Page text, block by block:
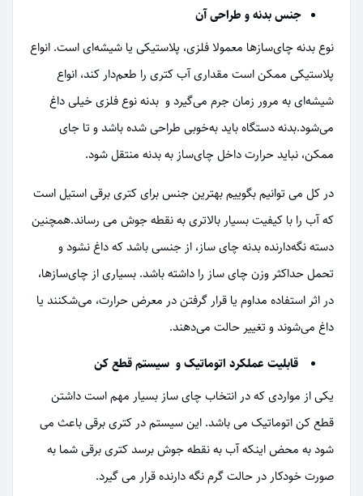
جنس بدنه و طراحی آن
نوع بدنه چای‌سازها معمولا فلزی، پلاستیکی یا شیشه‌ای است. انواع
پلاستیکی ممکن است مقداری آب کتری را طعم‌دار کند، انواع
شیشه‌ای به مرور زمان جرم می‌گیرد و بدنه نوع فلزی خیلی داغ
می‌شود.بدنه‌ دستگاه باید به‌خوبی طراحی شده‌ باشد و تا جای
ممکن، نباید حرارت داخل چای‌ساز به بدنه منتقل شود.
در کل می توانیم بگوییم بهترین جنس برای کتری برقی استیل است
که آب را با کیفیت بسیار بالاتری به نقطه جوش می رساند.همچنین
دسته نگه‌دارنده‌ بدنه چای‌ ساز، از جنسی باشد که داغ نشود و
تحمل حداکثر وزن چای‌ ساز را داشته‌ باشد. بسیاری از چای‌سازها،
در اثر استفاده مداوم یا قرار گرفتن در معرض حرارت، می‌شکنند یا
داغ می‌شوند و تغییر حالت می‌دهند.
قابلیت عملکرد اتوماتیک و سیستم قطع کن
یکی از مواردی که در انتخاب چای ساز بسیار مهم است داشتن
قطع کن اتوماتیک می باشد. این سیستم در کتری برقی باعث می
شود به محض اینکه آب به نقطه جوش برسد کتری برقی شما به
صورت خودکار در حالت گرم نگه دارنده قرار می گیرد.